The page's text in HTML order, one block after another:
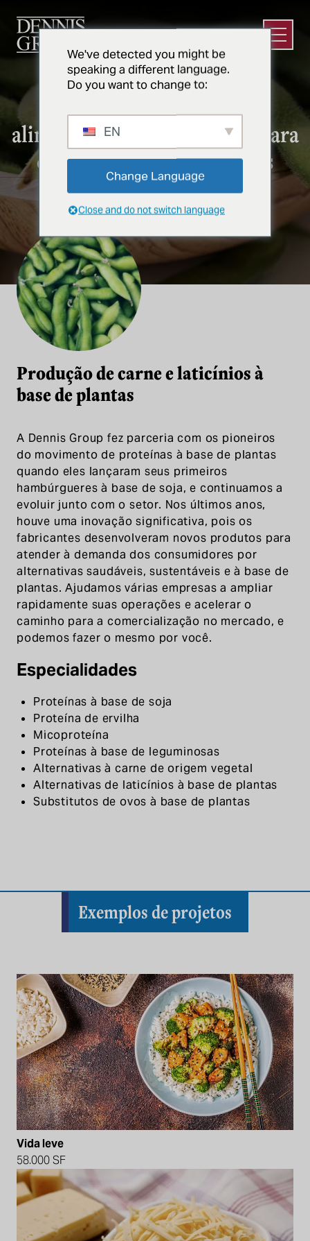
Abrir
Produção de carne e laticínios à
base de plantas
À BASE DE PLANTAS
Trazendo inovações em
alimentos à base de plantas para
o mercado - de forma mais
rápida e inteligente
A Dennis Group fez parceria com os pioneiros
do movimento de proteínas à base de plantas
quando eles lançaram seus primeiros
hambúrgueres à base de soja, e continuamos a
evoluir junto com o setor. Nos últimos anos,
houve uma inovação significativa, pois os
fabricantes desenvolveram novos produtos para
atender à demanda dos consumidores por
alternativas saudáveis, sustentáveis e à base de
plantas. Ajudamos várias empresas a ampliar
rapidamente suas operações e acelerar o
caminho para a comercialização no mercado, e
podemos fazer o mesmo por você.
Especialidades
Proteínas à base de soja
Proteína de ervilha
Micoproteína
Proteínas à base de leguminosas
Alternativas à carne de origem vegetal
Alternativas de laticínios à base de plantas
Substitutos de ovos à base de plantas
Exemplos de projetos
Vida leve
58.000 SF
We've detected you might be
speaking a different language.
Do you want to change to:
EN
Change Language
Close and do not switch language